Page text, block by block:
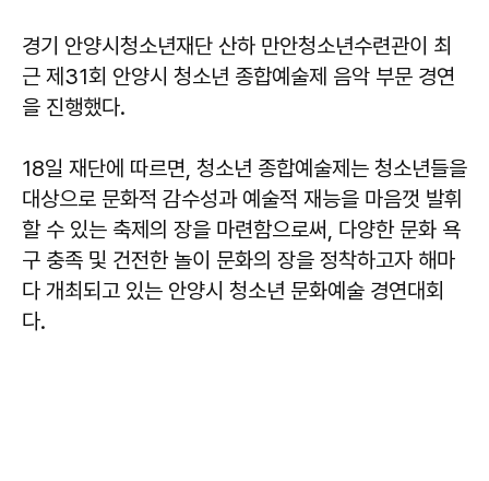
경기 안양시청소년재단 산하 만안청소년수련관이 최
근 제31회 안양시 청소년 종합예술제 음악 부문 경연
을 진행했다.
18일 재단에 따르면, 청소년 종합예술제는 청소년들을
대상으로 문화적 감수성과 예술적 재능을 마음껏 발휘
할 수 있는 축제의 장을 마련함으로써, 다양한 문화 욕
구 충족 및 건전한 놀이 문화의 장을 정착하고자 해마
다 개최되고 있는 안양시 청소년 문화예술 경연대회
다.